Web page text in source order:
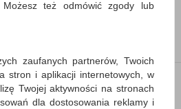
też odmówić zgody lub
zaufanych partnerów, Twoich
stron i aplikacji internetowych, w
Twojej aktywności na stronach
dla dostosowania reklamy i